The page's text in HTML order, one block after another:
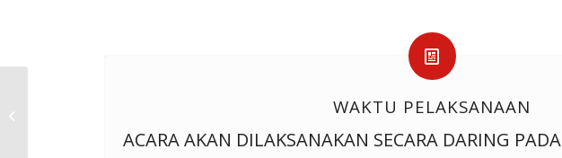
WAKTU PELAKSANAAN
ACARA AKAN DILAKSANAKAN SECARA DARING PADA
Departement) Rumah